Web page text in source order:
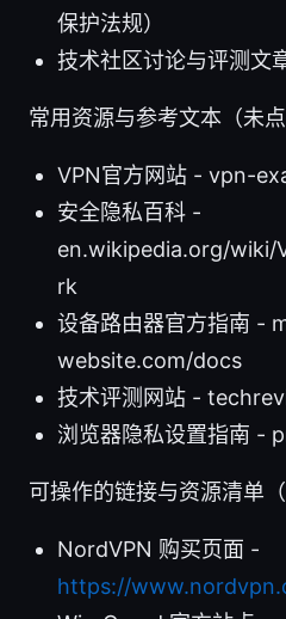
保护法规）
技术社区讨论与评测文
常用资源与参考文本（未点
VPN官方网站 - vpn-
安全隐私百科 -
en.wikipedia.org/wiki/
rk
设备路由器官方指南 -
website.com/docs
技术评测网站 -
浏览器隐私设置指南 -
可操作的链接与资源清单（
NordVPN 购买页面 -
https://